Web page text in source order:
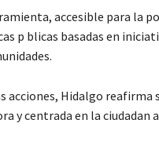
accesible para la
p blicas basadas en
acciones, Hidalgo
y centrada en la